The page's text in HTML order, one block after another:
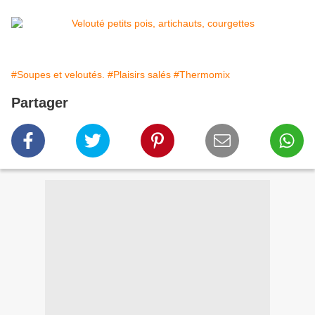
#Soupes et veloutés. #Plaisirs salés #Thermomix
Partager